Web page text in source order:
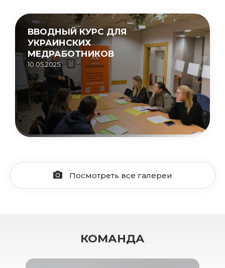
ВВОДНЫЙ КУРС ДЛЯ
УКРАИНСКИХ
МЕДРАБОТНИКОВ
10.05.2025.
Посмотреть все галереи
КОМАНДА